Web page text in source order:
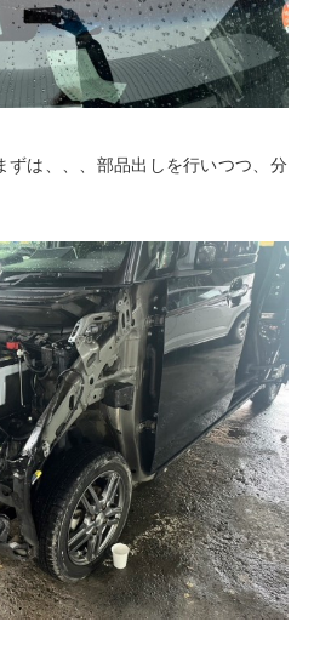
ずは、、、部品出しを行いつつ、分